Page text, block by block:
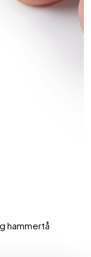
hammertå